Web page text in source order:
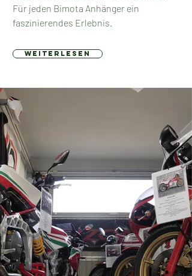
Für jeden Bimota Anhänger ein
faszinierendes Erlebnis.
weiterlesen